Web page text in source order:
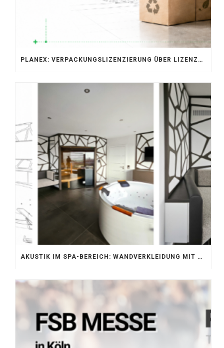
PLANEX: VERPACKUNGSLIZENZIERUNG ÜBER LIZENZERO & LUCID 2026
AKUSTIK IM SPA-BEREICH: WANDVERKLEIDUNG MIT SILENTPROTECT CORE